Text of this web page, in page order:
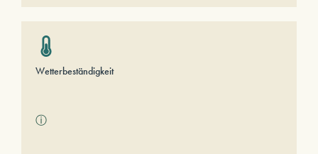
Wetterbeständigkeit
ⓘ